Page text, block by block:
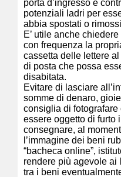
porta d’ingresso e
potenziali ladri per
abbia spostati o
E’ utile anche
con frequenza la
cassetta delle lettere
di posta che possa
disabitata.
Evitare di lasciare
somme di denaro,
consiglia di
essere oggetto di furto
consegnare, al
l’immagine dei beni
“bacheca online”,
rendere più agevole ai
tra i beni